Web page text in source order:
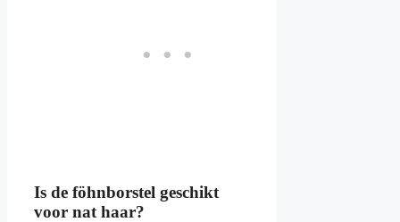
Is de föhnborstel geschikt
voor nat haar?